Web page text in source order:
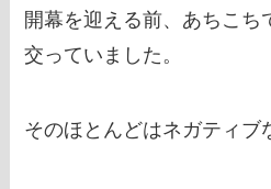
開幕を迎える前、あちこち
交っていました。
そのほとんどはネガティブ